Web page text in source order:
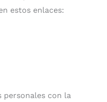
estos enlaces:
con la